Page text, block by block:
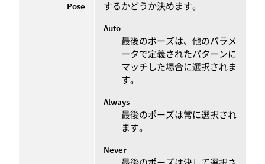
Pose
するかどうか決めます。
Auto
最後のポーズは、他のパラメ
ータで定義されたパターンに
マッチした場合に選択されま
す。
Always
最後のポーズは常に選択され
ます。
Never